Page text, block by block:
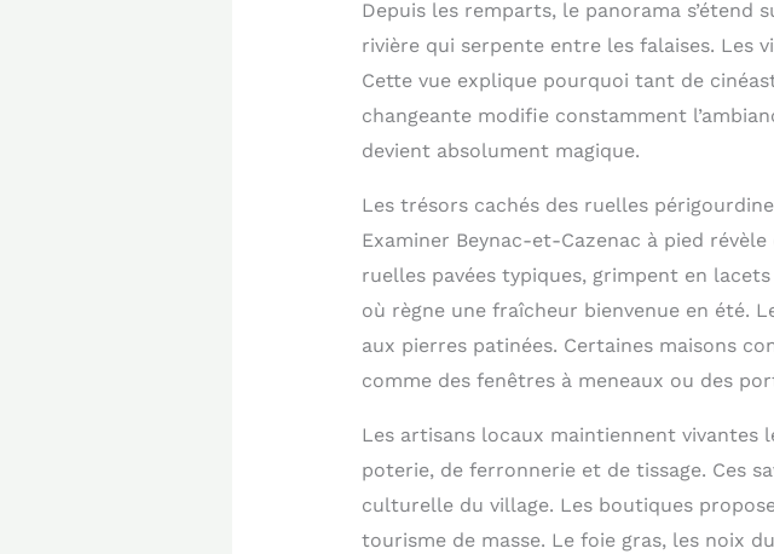
Depuis les remparts, le panorama
rivière qui serpente entre les falaises. Les
Cette vue explique pourquoi tant de
changeante modifie constamment
devient absolument magique.
Les trésors cachés des ruelles
Examiner Beynac-et-Cazenac à pied
ruelles pavées typiques, grimpent en
où règne une fraîcheur bienvenue en été.
aux pierres patinées. Certaines maisons
comme des fenêtres à meneaux ou des
Les artisans locaux maintiennent vivantes
poterie, de ferronnerie et de tissage. Ces
culturelle du village. Les boutiques
tourisme de masse. Le foie gras, les noix